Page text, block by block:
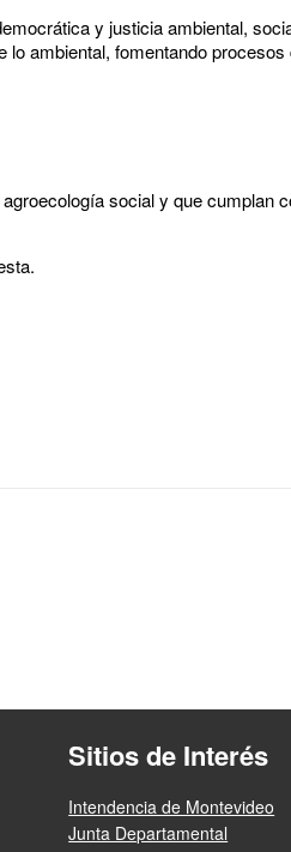
y justicia ambiental,
lo ambiental, fomentando procesos
social y que cumplan
Sitios de Interés
Intendencia de Montevideo
Junta Departamental